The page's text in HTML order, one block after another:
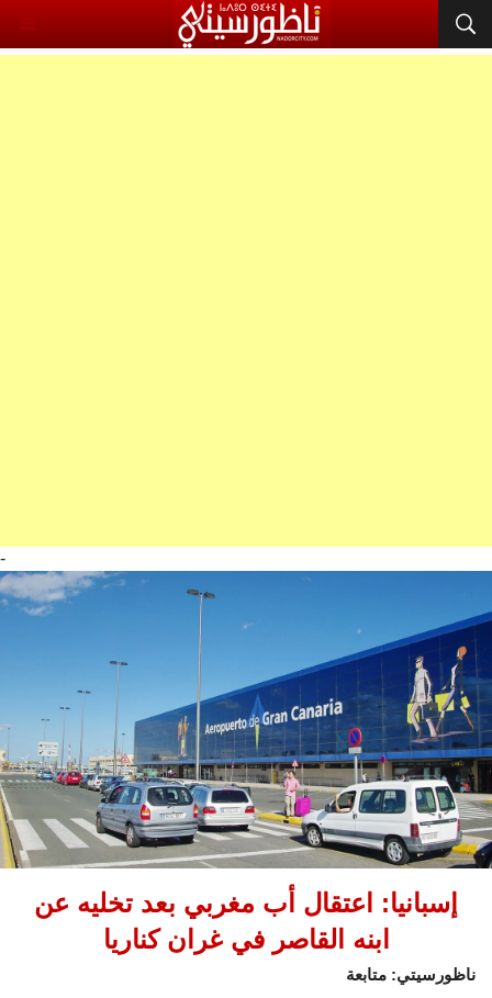
-
إسبانيا: اعتقال أب مغربي بعد تخليه عن
ابنه القاصر في غران كناريا
ناظورسيتي: متابعة